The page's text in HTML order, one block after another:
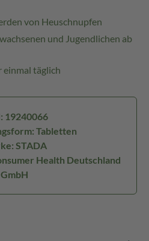
von Heuschnupfen
und Jugendlichen ab
einmal täglich
19240066
Tabletten
STADA
Health Deutschland
GmbH